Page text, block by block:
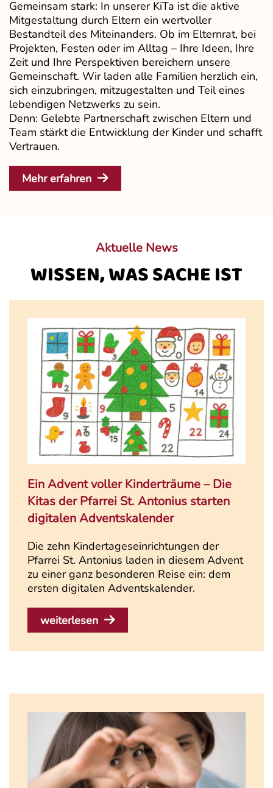
Gemeinsam stark: In unserer KiTa ist die aktive
Mitgestaltung durch Eltern ein wertvoller
Bestandteil des Miteinanders. Ob im Elternrat, bei
Projekten, Festen oder im Alltag – Ihre Ideen, Ihre
Zeit und Ihre Perspektiven bereichern unsere
Gemeinschaft. Wir laden alle Familien herzlich ein,
sich einzubringen, mitzugestalten und Teil eines
lebendigen Netzwerks zu sein.
Denn: Gelebte Partnerschaft zwischen Eltern und
Team stärkt die Entwicklung der Kinder und schafft
Vertrauen.
Mehr erfahren
Aktuelle News
WISSEN, WAS SACHE IST
Ein Advent voller Kinderträume – Die
Kitas der Pfarrei St. Antonius starten
digitalen Adventskalender
Die zehn Kindertageseinrichtungen der
Pfarrei St. Antonius laden in diesem Advent
zu einer ganz besonderen Reise ein: dem
ersten digitalen Adventskalender.
weiterlesen